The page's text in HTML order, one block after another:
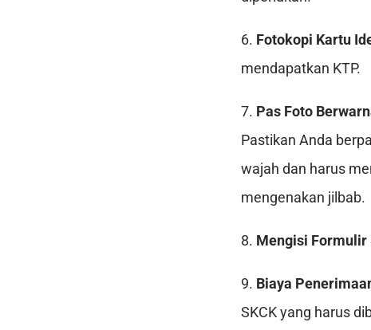
6. Fotokopi Kartu
mendapatkan KTP.
7. Pas Foto
Pastikan Anda
wajah dan harus
mengenakan jilbab.
8. Mengisi Formulir
9. Biaya
SKCK yang harus